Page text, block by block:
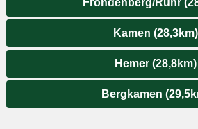
Fröndenberg/Ruhr
Kamen (28,3km)
Hemer (28,8km)
Bergkamen